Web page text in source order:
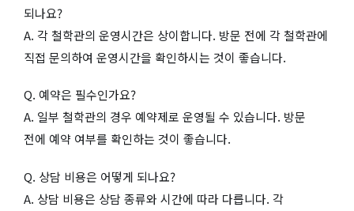
되나요?
A. 각 철학관의 운영시간은 상이합니다. 방문 전에 각 철학관에
직접 문의하여 운영시간을 확인하시는 것이 좋습니다.
Q. 예약은 필수인가요?
A. 일부 철학관의 경우 예약제로 운영될 수 있습니다. 방문
전에 예약 여부를 확인하는 것이 좋습니다.
Q. 상담 비용은 어떻게 되나요?
A. 상담 비용은 상담 종류와 시간에 따라 다릅니다. 각